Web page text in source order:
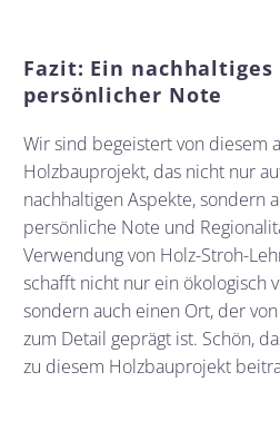
Fazit: Ein
persönlicher Note
Wir sind begeistert von diesem
Holzbauprojekt, das nicht nur
nachhaltigen Aspekte, sondern
persönliche Note und
Verwendung von Holz-Stroh-
schafft nicht nur ein ökologisch
sondern auch einen Ort, der
zum Detail geprägt ist. Schön,
zu diesem Holzbauprojekt